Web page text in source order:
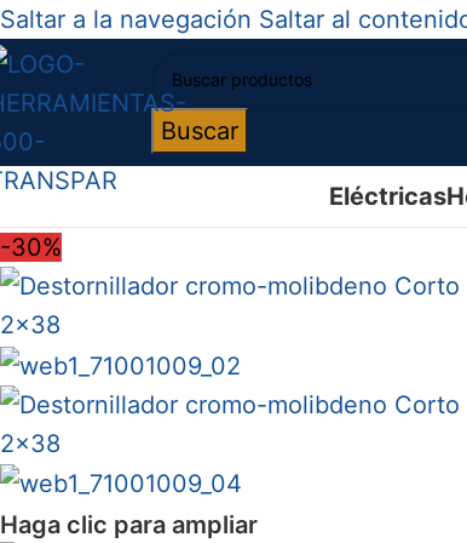
Saltar a la navegación Saltar al
Buscar
Eléctricas
-30%
Haga clic para ampliar